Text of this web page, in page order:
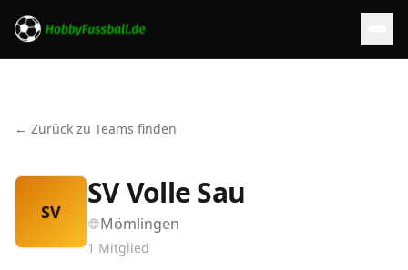
← Zurück zu Teams finden
SV
SV Volle Sau
Mömlingen
1 Mitglied